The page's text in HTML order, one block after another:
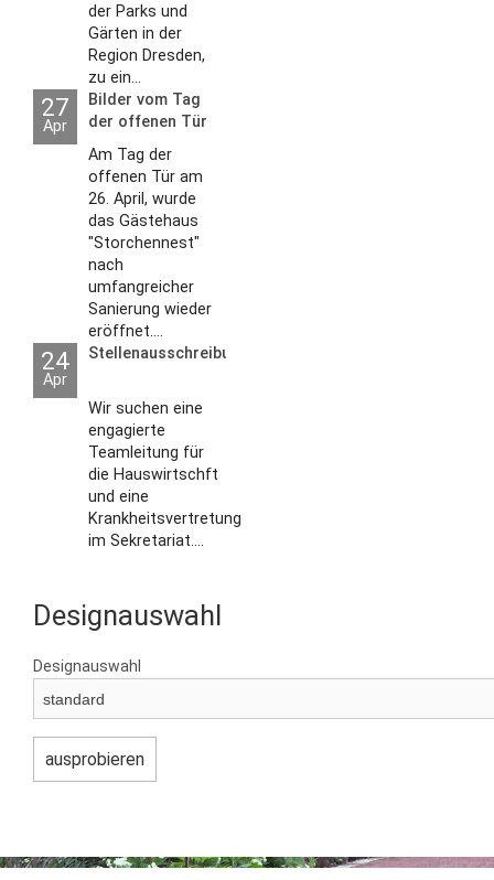
der Parks und
Gärten in der
Region Dresden,
zu ein...
27
Apr
Bilder vom Tag
der offenen Tür
2026
Am Tag der
offenen Tür am
26. April, wurde
das Gästehaus
"Storchennest"
nach
umfangreicher
Sanierung wieder
eröffnet....
24
Apr
Stellenausschreibungen
Wir suchen eine
engagierte
Teamleitung für
die Hauswirtschft
und eine
Krankheitsvertretung
im Sekretariat....
Designauswahl
Designauswahl